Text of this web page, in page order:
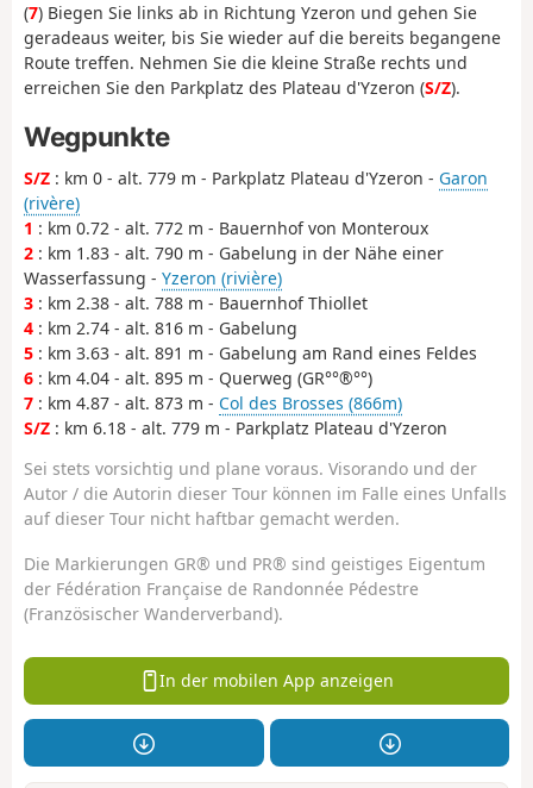
(7) Biegen Sie links ab in Richtung Yzeron und gehen Sie
geradeaus weiter, bis Sie wieder auf die bereits begangene
Route treffen. Nehmen Sie die kleine Straße rechts und
erreichen Sie den Parkplatz des Plateau d'Yzeron (S/Z).
Wegpunkte
S/Z : km 0 - alt. 779 m - Parkplatz Plateau d'Yzeron - Garon
(rivère)
1 : km 0.72 - alt. 772 m - Bauernhof von Monteroux
2 : km 1.83 - alt. 790 m - Gabelung in der Nähe einer
Wasserfassung - Yzeron (rivière)
3 : km 2.38 - alt. 788 m - Bauernhof Thiollet
4 : km 2.74 - alt. 816 m - Gabelung
5 : km 3.63 - alt. 891 m - Gabelung am Rand eines Feldes
6 : km 4.04 - alt. 895 m - Querweg (GR°°®°°)
7 : km 4.87 - alt. 873 m - Col des Brosses (866m)
S/Z : km 6.18 - alt. 779 m - Parkplatz Plateau d'Yzeron
Sei stets vorsichtig und plane voraus. Visorando und der
Autor / die Autorin dieser Tour können im Falle eines Unfalls
auf dieser Tour nicht haftbar gemacht werden.
Die Markierungen GR® und PR® sind geistiges Eigentum
der Fédération Française de Randonnée Pédestre
(Französischer Wanderverband).
In der mobilen App anzeigen